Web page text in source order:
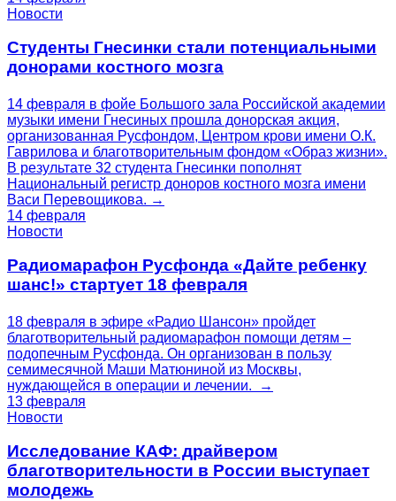
Новости
Студенты Гнесинки стали потенциальными
донорами костного мозга
14 февраля в фойе Большого зала Российской академии
музыки имени Гнесиных прошла донорская акция,
организованная Русфондом, Центром крови имени О.К.
Гаврилова и благотворительным фондом «Образ жизни».
В результате 32 студента Гнесинки пополнят
Национальный регистр доноров костного мозга имени
Васи Перевощикова. →
14 февраля
Новости
Радиомарафон Русфонда «Дайте ребенку
шанс!» стартует 18 февраля
18 февраля в эфире «Радио Шансон» пройдет
благотворительный радиомарафон помощи детям –
подопечным Русфонда. Он организован в пользу
семимесячной Маши Матюниной из Москвы,
нуждающейся в операции и лечении. →
13 февраля
Новости
Исследование КАФ: драйвером
благотворительности в России выступает
молодежь